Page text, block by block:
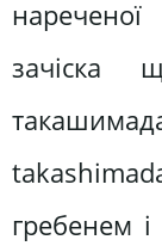
зачіска
гребенем